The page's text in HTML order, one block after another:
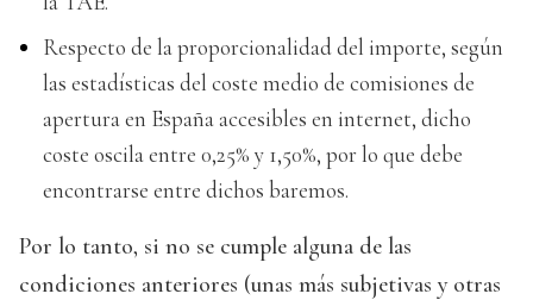
Respecto de la proporcionalidad del importe, según
las estadísticas del coste medio de comisiones de
apertura en España accesibles en internet, dicho
coste oscila entre 0,25% y 1,50%, por lo que debe
encontrarse entre dichos baremos.
Por lo tanto, si no se cumple alguna de las
condiciones anteriores (unas más subjetivas y otras